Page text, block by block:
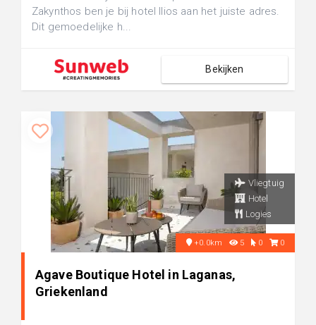
Zakynthos ben je bij hotel Ilios aan het juiste adres.
Dit gemoedelijke h...
Bekijken
Vliegtuig
Hotel
Logies
+0.0km 5 0 0
Agave Boutique Hotel in Laganas,
Griekenland